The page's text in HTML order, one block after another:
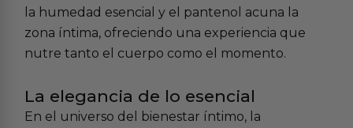
la humedad esencial y el pantenol acuna la
zona íntima, ofreciendo una experiencia que
nutre tanto el cuerpo como el momento.
La elegancia de lo esencial
En el universo del bienestar íntimo, la